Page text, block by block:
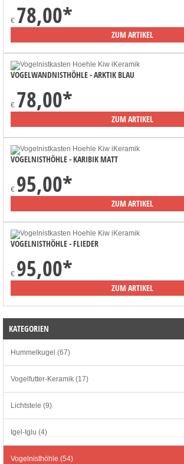
€ 78,00*
ZUM ARTIKEL
VOGELWANDNISTHÖHLE - ARKTIK BLAU
€ 78,00*
ZUM ARTIKEL
VOGELNISTHÖHLE - KARIBIK MATT
€ 95,00*
ZUM ARTIKEL
VOGELNISTHÖHLE - FLIEDER
€ 95,00*
ZUM ARTIKEL
KATEGORIEN
Hummelkugel (67)
Vogelfutter-Keramik (17)
Lichtstele (9)
Igel-Iglu (4)
Vogelnisthöhle (54)